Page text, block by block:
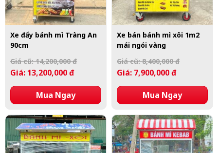
Xe đẩy bánh mì Tràng An
90cm
Giá cũ: 14,200,000 đ
Giá: 13,200,000 đ
Mua Ngay
Xe bán bánh mì xôi 1m2
mái ngói vàng
Giá cũ: 8,400,000 đ
Giá: 7,900,000 đ
Mua Ngay